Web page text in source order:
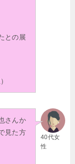
との展
40代女
性
さんか
見た方